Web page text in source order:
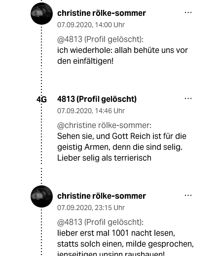
christine rölke-sommer
07.09.2020, 14:00 Uhr
@4813 (Profil gelöscht):
ich wiederhole: allah behüte uns vor
den einfältigen!
4G 4813 (Profil gelöscht)
07.09.2020, 14:46 Uhr
@christine rölke-sommer:
Sehen sie, und Gott Reich ist für die
geistig Armen, denn die sind selig.
Lieber selig als terrierisch
christine rölke-sommer
07.09.2020, 23:15 Uhr
@4813 (Profil gelöscht):
lieber erst mal 1001 nacht lesen,
statts solch einen, milde gesprochen,